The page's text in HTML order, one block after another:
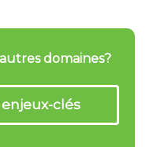
domaines?
enjeux-clés